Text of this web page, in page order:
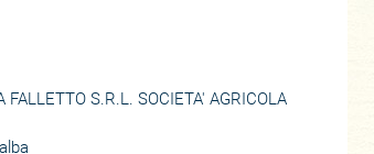
FALLETTO S.R.L. SOCIETA' AGRICOLA